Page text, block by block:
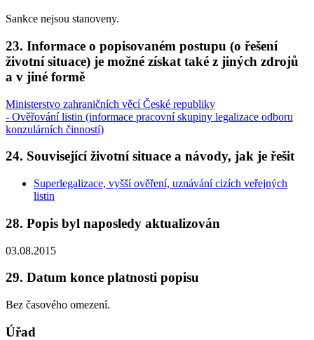
Sankce nejsou stanoveny.
23. Informace o popisovaném postupu (o řešení
životní situace) je možné získat také z jiných zdrojů
a v jiné formě
Ministerstvo zahraničních věcí České republiky
- Ověřování listin (informace pracovní skupiny legalizace odboru
konzulárních činností)
24. Související životní situace a návody, jak je řešit
Superlegalizace, vyšší ověření, uznávání cizích veřejných
listin
28. Popis byl naposledy aktualizován
03.08.2015
29. Datum konce platnosti popisu
Bez časového omezení.
Úřad